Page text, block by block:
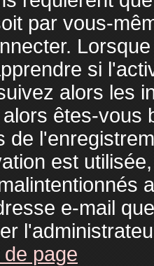
par vous-
si
alors les
êtes-vous
de
est
e-mail
page